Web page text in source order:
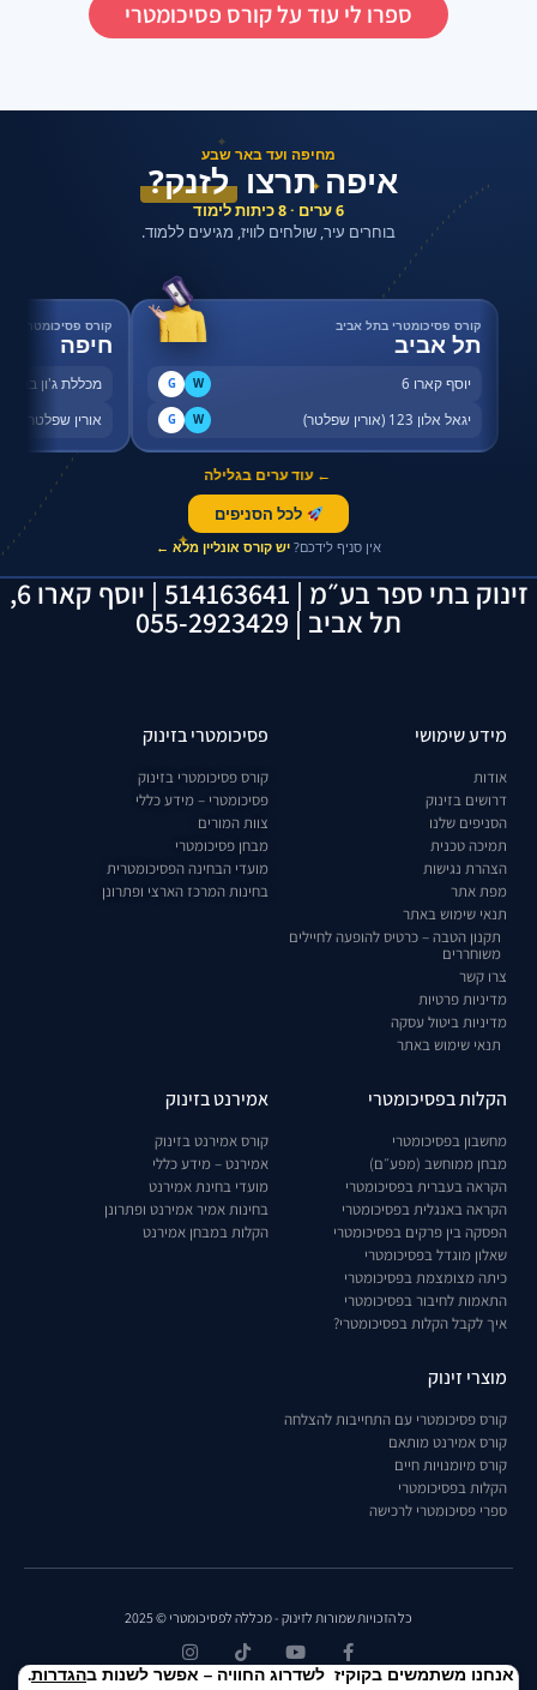
ספרו לי עוד על קורס פסיכומטרי
✦
✦
✦
מחיפה ועד באר שבע
איפה תרצולזנק?
6 ערים · 8 כיתות לימוד
בוחרים עיר, שולחים לוויז, מגיעים ללמוד.
קורס פסיכומטרי בתל אביב
תל אביב
יוסף קארו 6 W
G
יגאל אלון 123 (אורין שפלטר) W
G
קורס פסיכומטרי
חיפה
מכללת ג'ון
אורין שפלטר,
← עוד ערים בגלילה
לכל הסניפים
אין סניף לידכם? יש קורס אונליין מלא ←
זינוק בתי ספר בע״מ | 514163641 | יוסף קארו 6,
תל אביב | 055-2923429
מידע שימושי
אודות
דרושים בזינוק
הסניפים שלנו
תמיכה טכנית
הצהרת נגישות
מפת אתר
תנאי שימוש באתר
תקנון הטבה – כרטיס להופעה לחיילים
משוחררים
צרו קשר
מדיניות פרטיות
מדיניות ביטול עסקה
תנאי שימוש באתר
פסיכומטרי בזינוק
קורס פסיכומטרי בזינוק
פסיכומטרי – מידע כללי
צוות המורים
מבחן פסיכומטרי
מועדי הבחינה הפסיכומטרית
בחינות המרכז הארצי ופתרונן
הקלות בפסיכומטרי
מחשבון בפסיכומטרי
מבחן ממוחשב (מפע״ם)
הקראה בעברית בפסיכומטרי
הקראה באנגלית בפסיכומטרי
הפסקה בין פרקים בפסיכומטרי
שאלון מוגדל בפסיכומטרי
כיתה מצומצמת בפסיכומטרי
התאמות לחיבור בפסיכומטרי
איך לקבל הקלות בפסיכומטרי?
אמירנט בזינוק
קורס אמירנט בזינוק
אמירנט – מידע כללי
מועדי בחינת אמירנט
בחינות אמיר אמירנט ופתרונן
הקלות במבחן אמירנט
מוצרי זינוק
קורס פסיכומטרי עם התחייבות להצלחה
קורס אמירנט מותאם
קורס מיומנויות חיים
הקלות בפסיכומטרי
ספרי פסיכומטרי לרכישה
כל הזכויות שמורות לזינוק - מכללה לפסיכומטרי © 2025
אנחנו משתמשים בקוקיז לשדרוג החוויה – אפשר לשנות בהגדרות.